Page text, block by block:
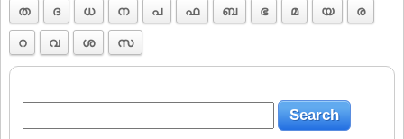
ത ദ ധ ന പ ഫ ബ ഭ മ യ ര
റ വ ശ സ